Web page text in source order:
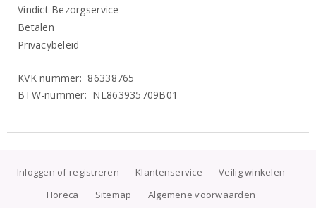
Vindict Bezorgservice
Betalen
Privacybeleid
KVK nummer: 86338765
BTW-nummer: NL863935709B01
Inloggen of registreren Klantenservice
Veilig winkelen
Horeca
Sitemap
Algemene voorwaarden